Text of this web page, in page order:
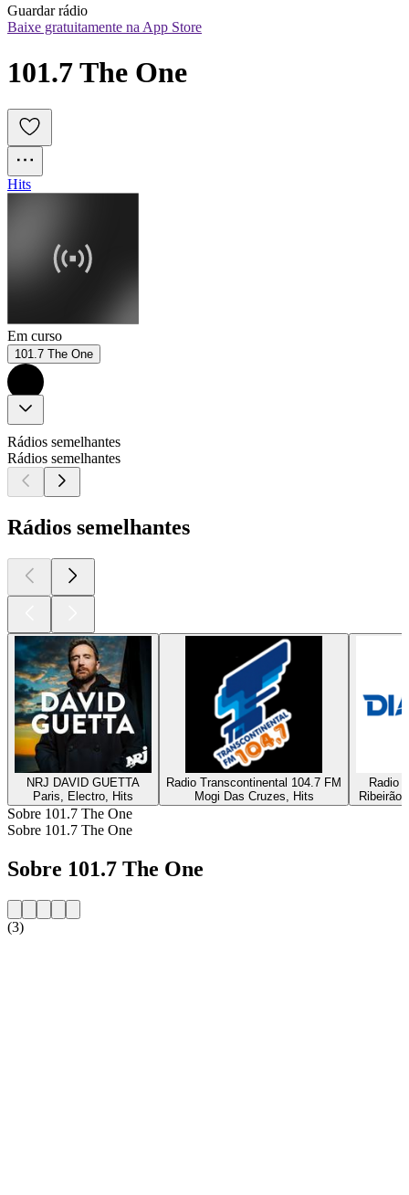
Guardar rádio
Baixe gratuitamente na App Store
101.7 The One
Hits
Em curso
101.7 The One
Rádios semelhantes
Rádios semelhantes
Rádios semelhantes
NRJ DAVID GUETTA
Paris, Electro, Hits
Radio Transcontinental 104.7 FM
Mogi Das Cruzes, Hits
Radio
Ribeirão
Sobre 101.7 The One
Sobre 101.7 The One
Sobre 101.7 The One
(3)